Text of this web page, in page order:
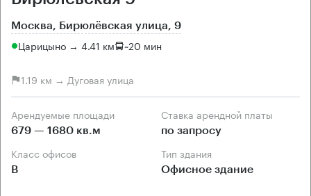
Москва, Бирюлёвская улица, 9
Царицыно → 4.41 км ~20 мин
1.19 км → Дуговая улица
Арендуемые площади
679 — 1680 кв.м
Ставка арендной платы
по запросу
Класс офисов
B
Тип здания
Офисное здание